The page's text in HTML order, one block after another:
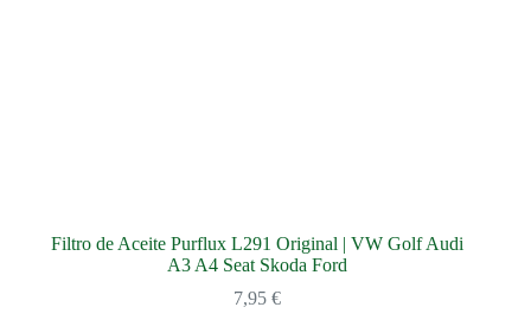
Filtro de Aceite Purflux L291 Original | VW Golf Audi
A3 A4 Seat Skoda Ford
7,95€